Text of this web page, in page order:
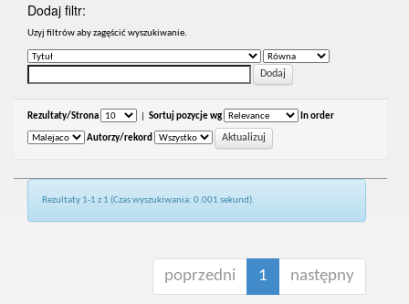
Dodaj filtr:
Uzyj filtrów aby zagęścić wyszukiwanie.
Rezultaty/Strona Sortuj pozycje wg In order
Autorzy/rekord
Rezultaty 1-1 z 1 (Czas wyszukiwania: 0.001 sekund).
poprzedni 1 następny